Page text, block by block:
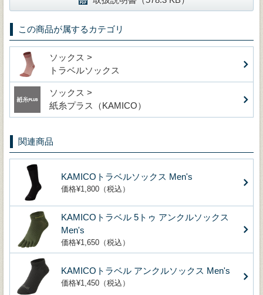
この商品が属するカテゴリ
ソックス >
トラベルソックス
ソックス >
紙糸プラス（KAMICO）
関連商品
KAMICOトラベルソックス Men's
価格¥1,800（税込）
KAMICOトラベル 5トゥ アンクルソックス
Men's
価格¥1,650（税込）
KAMICOトラベル アンクルソックス Men's
価格¥1,450（税込）